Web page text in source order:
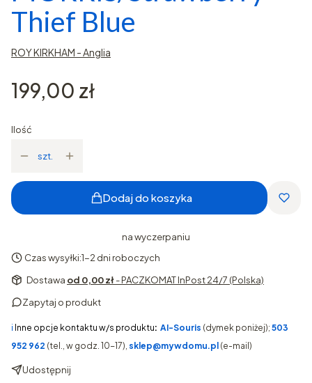
Thief Blue
ROY KIRKHAM - Anglia
Cena
199,00 zł
Ilość
szt.
Dodaj do koszyka
na wyczerpaniu
Czas wysyłki:1-2 dni roboczych
Dostawa od 0,00 zł- PACZKOMAT InPost 24/7 (Polska)
Zapytaj o produkt
ℹ️ Inne opcje kontaktu w/s produktu: AI-Souris (dymek poniżej); 503
952 962 (tel., w godz. 10-17), sklep@mywdomu.pl (e-mail)
Udostępnij